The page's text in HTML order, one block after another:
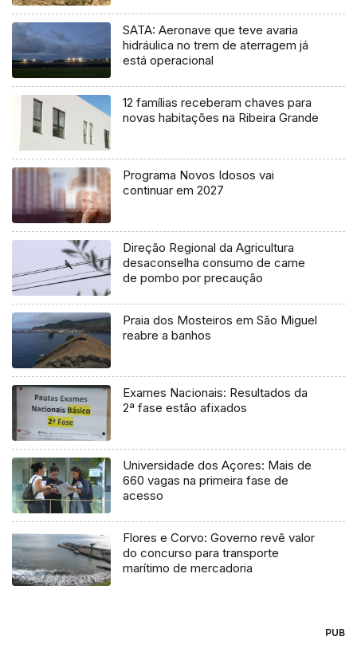
SATA: Aeronave que teve avaria
hidráulica no trem de aterragem já
está operacional
12 famílias receberam chaves para
novas habitações na Ribeira Grande
Programa Novos Idosos vai
continuar em 2027
Direção Regional da Agricultura
desaconselha consumo de carne
de pombo por precaução
Praia dos Mosteiros em São Miguel
reabre a banhos
Exames Nacionais: Resultados da
2ª fase estão afixados
Universidade dos Açores: Mais de
660 vagas na primeira fase de
acesso
Flores e Corvo: Governo revê valor
do concurso para transporte
marítimo de mercadoria
PUB